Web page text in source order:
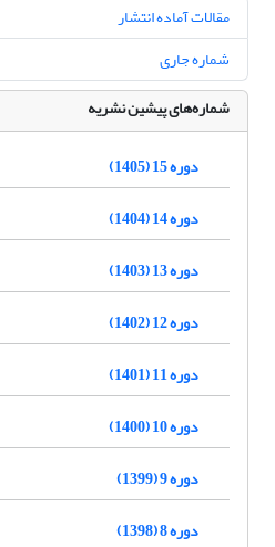
مقالات آماده انتشار
شماره جاری
شماره‌های پیشین نشریه
دوره 15 (1405)
دوره 14 (1404)
دوره 13 (1403)
دوره 12 (1402)
دوره 11 (1401)
دوره 10 (1400)
دوره 9 (1399)
دوره 8 (1398)